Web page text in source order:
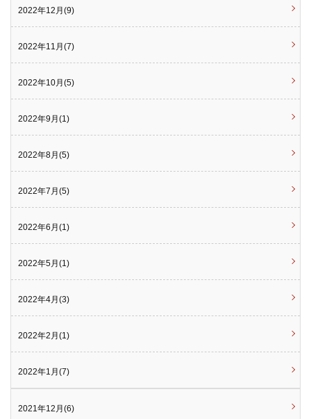
2022年12月(9)
2022年11月(7)
2022年10月(5)
2022年9月(1)
2022年8月(5)
2022年7月(5)
2022年6月(1)
2022年5月(1)
2022年4月(3)
2022年2月(1)
2022年1月(7)
2021年12月(6)